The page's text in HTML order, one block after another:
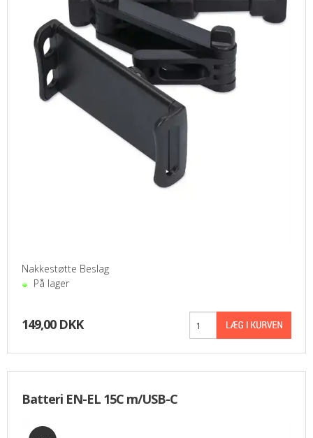
Nakkestøtte Beslag
På lager
149,00 DKK
Batteri EN-EL 15C m/USB-C